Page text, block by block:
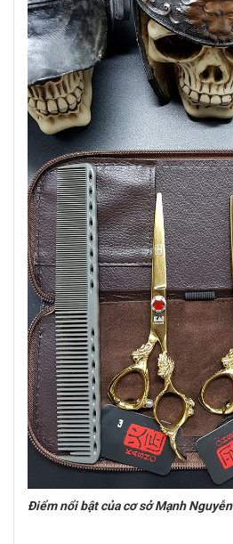
Điểm nổi bật của cơ sở Mạnh Nguyễn